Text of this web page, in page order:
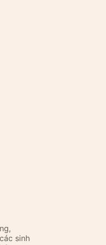
sinh